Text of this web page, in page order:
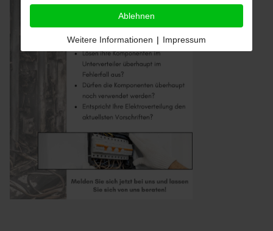
Ablehnen
Weitere Informationen | Impressum